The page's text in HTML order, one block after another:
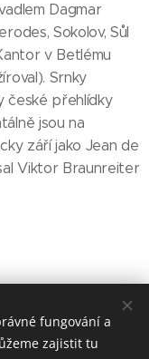
Dagmar
Sokolov, Sůl
v Betlému
Srnky
české přehlídky
jsou na
září jako Jean de
Viktor Braunreiter
fungování a
zajistit tu